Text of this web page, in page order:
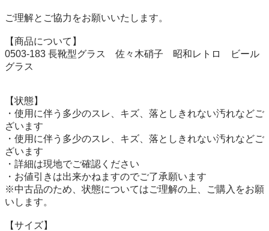
ご理解とご協力をお願いいたします。
【商品について】
0503-183 長靴型グラス　佐々木硝子　昭和レトロ　ビール
グラス
【状態】
・使用に伴う多少のスレ、キズ、落としきれない汚れなどご
ざいます
・使用に伴う多少のスレ、キズ、落としきれない汚れなどご
ざいます
・詳細は現地でご確認ください
・お値引きは出来かねますのでご了承願います
※中古品のため、状態についてはご理解の上、ご購入をお願
いします。
【サイズ】